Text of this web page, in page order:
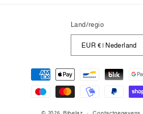
Land/regio
EUR € | Nederland
Betaalmethoden